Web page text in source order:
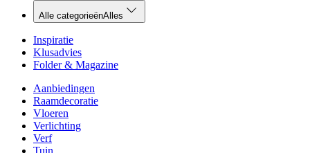
Alle categorieënAlles
Inspiratie
Klusadvies
Folder & Magazine
Aanbiedingen
Raamdecoratie
Vloeren
Verlichting
Verf
Tuin